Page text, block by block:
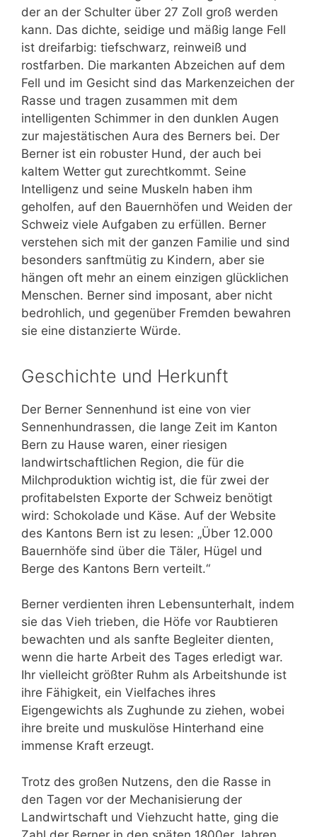
der an der Schulter über 27 Zoll groß werden
kann. Das dichte, seidige und mäßig lange Fell
ist dreifarbig: tiefschwarz, reinweiß und
rostfarben. Die markanten Abzeichen auf dem
Fell und im Gesicht sind das Markenzeichen der
Rasse und tragen zusammen mit dem
intelligenten Schimmer in den dunklen Augen
zur majestätischen Aura des Berners bei. Der
Berner ist ein robuster Hund, der auch bei
kaltem Wetter gut zurechtkommt. Seine
Intelligenz und seine Muskeln haben ihm
geholfen, auf den Bauernhöfen und Weiden der
Schweiz viele Aufgaben zu erfüllen. Berner
verstehen sich mit der ganzen Familie und sind
besonders sanftmütig zu Kindern, aber sie
hängen oft mehr an einem einzigen glücklichen
Menschen. Berner sind imposant, aber nicht
bedrohlich, und gegenüber Fremden bewahren
sie eine distanzierte Würde.
Geschichte und Herkunft
Der Berner Sennenhund ist eine von vier
Sennenhundrassen, die lange Zeit im Kanton
Bern zu Hause waren, einer riesigen
landwirtschaftlichen Region, die für die
Milchproduktion wichtig ist, die für zwei der
profitabelsten Exporte der Schweiz benötigt
wird: Schokolade und Käse. Auf der Website
des Kantons Bern ist zu lesen: „Über 12.000
Bauernhöfe sind über die Täler, Hügel und
Berge des Kantons Bern verteilt.“
Berner verdienten ihren Lebensunterhalt, indem
sie das Vieh trieben, die Höfe vor Raubtieren
bewachten und als sanfte Begleiter dienten,
wenn die harte Arbeit des Tages erledigt war.
Ihr vielleicht größter Ruhm als Arbeitshunde ist
ihre Fähigkeit, ein Vielfaches ihres
Eigengewichts als Zughunde zu ziehen, wobei
ihre breite und muskulöse Hinterhand eine
immense Kraft erzeugt.
Trotz des großen Nutzens, den die Rasse in
den Tagen vor der Mechanisierung der
Landwirtschaft und Viehzucht hatte, ging die